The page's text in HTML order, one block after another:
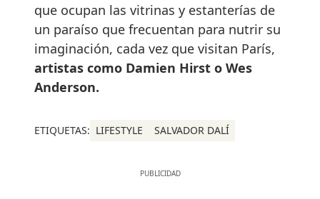
que ocupan las vitrinas y estanterías de
un paraíso que frecuentan para nutrir su
imaginación, cada vez que visitan París,
artistas como Damien Hirst o Wes
Anderson.
ETIQUETAS: LIFESTYLE SALVADOR DALÍ